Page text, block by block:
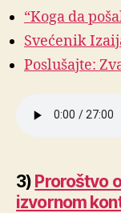
“Koga da
Svećenik
Poslušajte:
3) Proroštvo
izvornom